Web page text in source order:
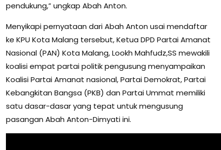
pendukung,” ungkap Abah Anton.
Menyikapi pernyataan dari Abah Anton usai mendaftar
ke KPU Kota Malang tersebut, Ketua DPD Partai Amanat
Nasional (PAN) Kota Malang, Lookh Mahfudz,SS mewakili
koalisi empat partai politik pengusung menyampaikan
Koalisi Partai Amanat nasional, Partai Demokrat, Partai
Kebangkitan Bangsa (PKB) dan Partai Ummat memiliki
satu dasar-dasar yang tepat untuk mengusung
pasangan Abah Anton-Dimyati ini.